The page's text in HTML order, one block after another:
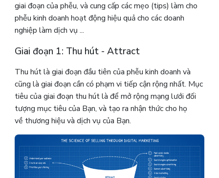
giai đoạn của phễu, và cung cấp các mẹo (tips) làm cho
phễu kinh doanh hoạt động hiệu quả cho các doanh
nghiệp làm dịch vụ ...
Giai đoạn 1: Thu hút - Attract
Thu hút là giai đoạn đầu tiên của phễu kinh doanh và
cũng là giai đoạn cần có phạm vi tiếp cận rộng nhất. Mục
tiêu của giai đoạn thu hút là để mở rộng mạng lưới đối
tượng mục tiêu của Bạn, và tạo ra nhận thức cho họ
về thương hiệu và dịch vụ của Bạn.